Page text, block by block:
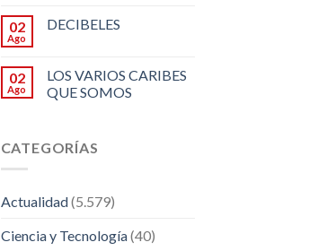
02
Ago
DECIBELES
02
Ago
LOS VARIOS CARIBES
QUE SOMOS
CATEGORÍAS
Actualidad(5.579)
Ciencia y Tecnología(40)